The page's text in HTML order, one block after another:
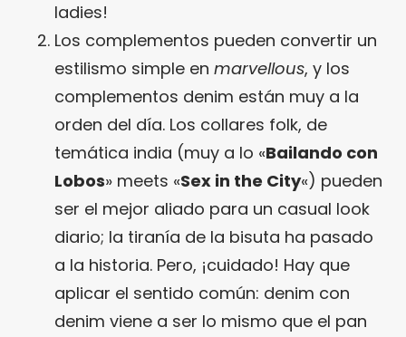
ladies!
Los complementos pueden convertir un
estilismo simple en marvellous, y los
complementos denim están muy a la
orden del día. Los collares folk, de
temática india (muy a lo «Bailando con
Lobos» meets «Sex in the City«) pueden
ser el mejor aliado para un casual look
diario; la tiranía de la bisuta ha pasado
a la historia. Pero, ¡cuidado! Hay que
aplicar el sentido común: denim con
denim viene a ser lo mismo que el pan